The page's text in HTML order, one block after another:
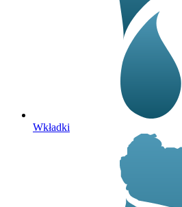
Wkładki